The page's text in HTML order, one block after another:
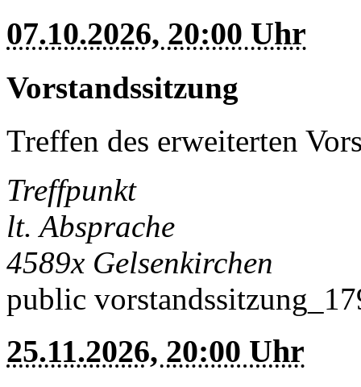
07.10.2026, 20:00 Uhr
Vorstandssitzung
Treffen des erweiterten
Treffpunkt
lt. Absprache
4589x Gelsenkirchen
public
25.11.2026, 20:00 Uhr